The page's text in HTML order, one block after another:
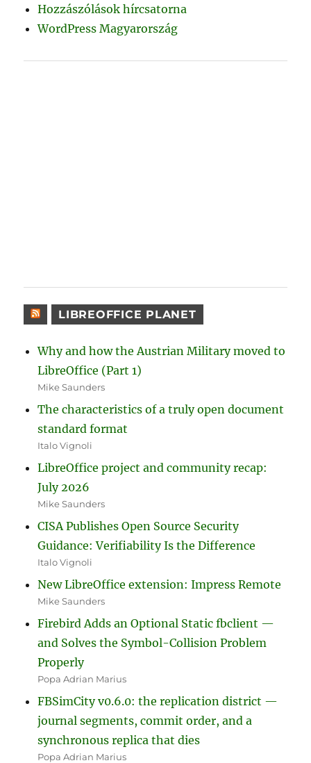
Hozzászólások hírcsatorna
WordPress Magyarország
LIBREOFFICE PLANET
Why and how the Austrian Military moved to
LibreOffice (Part 1)
Mike Saunders
The characteristics of a truly open document
standard format
Italo Vignoli
LibreOffice project and community recap:
July 2026
Mike Saunders
CISA Publishes Open Source Security
Guidance: Verifiability Is the Difference
Italo Vignoli
New LibreOffice extension: Impress Remote
Mike Saunders
Firebird Adds an Optional Static fbclient —
and Solves the Symbol-Collision Problem
Properly
Popa Adrian Marius
FBSimCity v0.6.0: the replication district —
journal segments, commit order, and a
synchronous replica that dies
Popa Adrian Marius